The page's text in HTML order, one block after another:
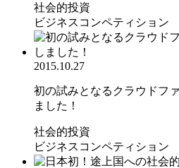
社会的投資
ビジネスコンペティション
2015.10.27
初の試みとなるクラウドフ
ました！
社会的投資
ビジネスコンペティション